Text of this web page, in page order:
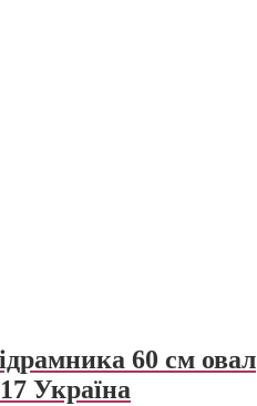
60 см овал
Україна